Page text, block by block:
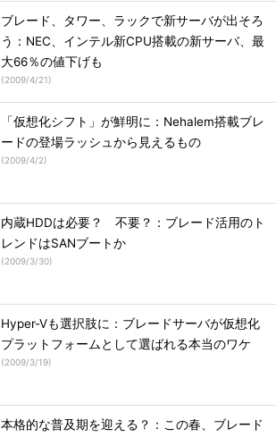
ブレード、タワー、ラックで新サーバが出そろ
う：NEC、インテル新CPU搭載の新サーバ、最
大66％の値下げも
(2009/4/21)
「仮想化シフト」が鮮明に：Nehalem搭載ブレ
ードの登場ラッシュから見えるもの
(2009/4/2)
内蔵HDDは必要？ 不要？：ブレード活用のト
レンドはSANブートか
(2009/3/30)
Hyper-Vも選択肢に：ブレードサーバが仮想化
プラットフォームとして選ばれる本当のワケ
(2009/3/19)
本格的な普及期を迎える？：この春、ブレード